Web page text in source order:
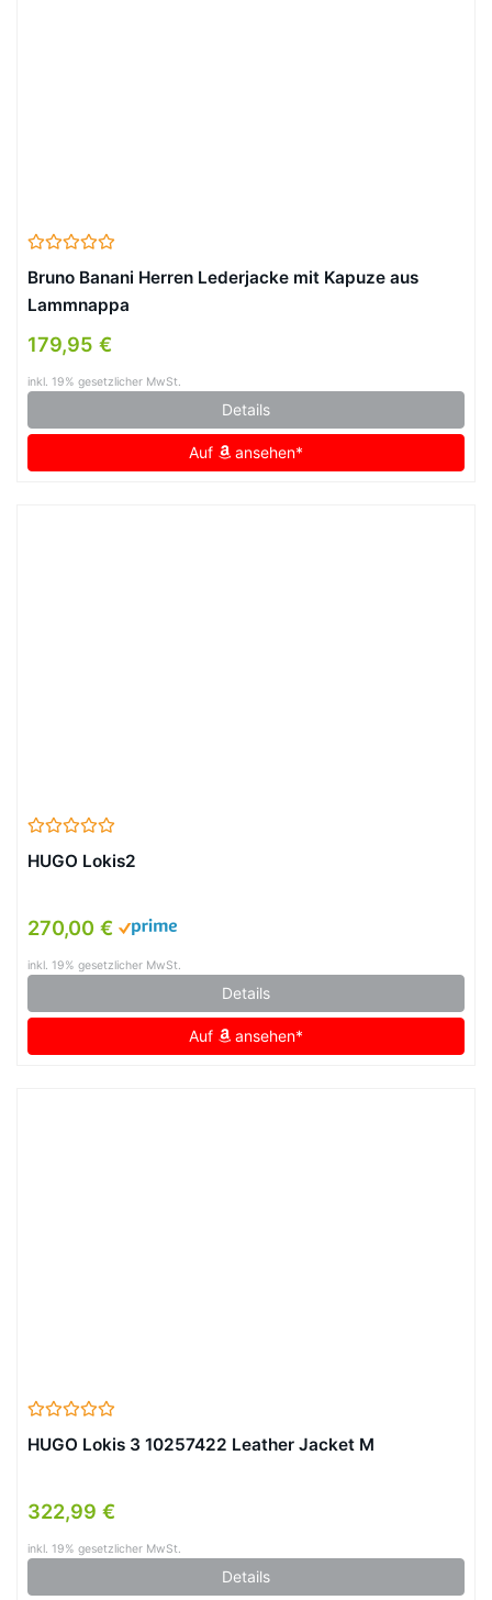
Bruno Banani Herren Lederjacke mit Kapuze aus
Lammnappa
179,95 €
inkl. 19% gesetzlicher MwSt.
Details
Auf ansehen*
HUGO Lokis2
270,00 €
inkl. 19% gesetzlicher MwSt.
Details
Auf ansehen*
HUGO Lokis 3 10257422 Leather Jacket M
322,99 €
inkl. 19% gesetzlicher MwSt.
Details